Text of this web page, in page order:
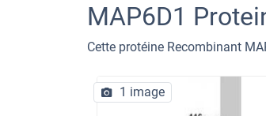
MAP6D1
Cette protéine Recombinant
1 image